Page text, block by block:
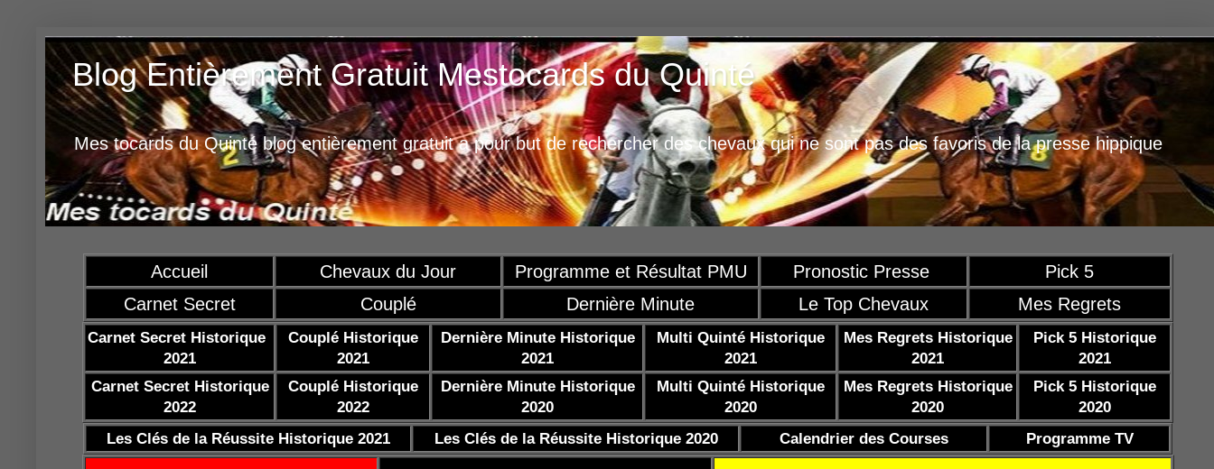
Blog Entièrement Gratuit Mestocards du Quinté
Mes tocards du Quinté blog entièrement gratuit a pour but de rechercher des chevaux qui ne sont pas des favoris de la presse hippique
Accueil Chevaux du Jour Programme et Résultat PMU Pronostic Presse
Pick 5
Carnet Secret
Couplé Dernière Minute Le Top Chevaux Mes Regrets
Carnet Secret Historique
2021
Couplé Historique
2021
Dernière Minute Historique
2021
Multi Quinté Historique
2021
Mes Regrets Historique
2021
Pick 5 Historique
2021
Carnet Secret Historique
2022
Couplé Historique
2022
Dernière Minute Historique
2020
Multi Quinté Historique
2020
Mes Regrets Historique
2020
Pick 5 Historique
2020
Les Clés de la Réussite Historique 2021
Les Clés de la Réussite Historique 2020 Calendrier des Courses Programme TV